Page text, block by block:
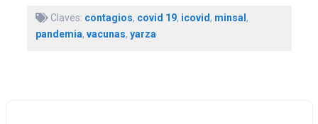
Claves: contagios, covid 19, icovid, minsal,
pandemia, vacunas, yarza